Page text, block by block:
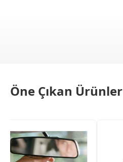
Öne Çıkan Ürünler